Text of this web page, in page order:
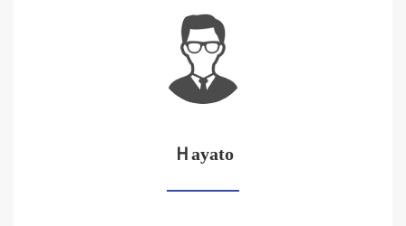
Ｈayato